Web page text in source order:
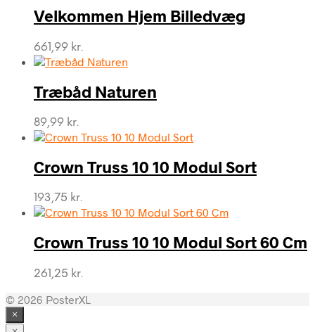
Velkommen Hjem Billedvæg
661,99 kr.
Træbåd Naturen
89,99 kr.
Crown Truss 10 10 Modul Sort
193,75 kr.
Crown Truss 10 10 Modul Sort 60 Cm
261,25 kr.
© 2026 PosterXL
×